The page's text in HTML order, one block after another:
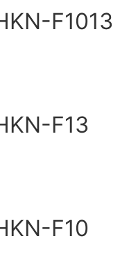
F1013
F13
F10